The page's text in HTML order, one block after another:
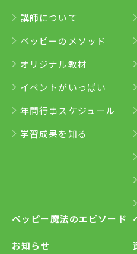
講師について
ペッピーのメソッド
オリジナル教材
イベントがいっぱい
年間行事スケジュール
学習成果を知る
ペッピー魔法のエピソード
お知らせ